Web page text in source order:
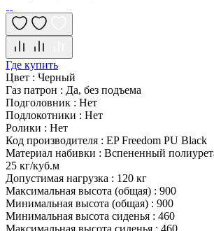
Где купить
Цвет : Черный
Газ патрон : Да, без подъема
Подголовник : Нет
Подлокотники : Нет
Ролики : Нет
Код производителя : EP Freedom PU Black
Материал набивки : Вспененный
25 кг/куб.м
Допустимая нагрузка : 120 кг
Максимальная высота (общая) : 900
Минимальная высота (общая) : 900
Минимальная высота сиденья : 460
Максимальная высота сиденья : 460